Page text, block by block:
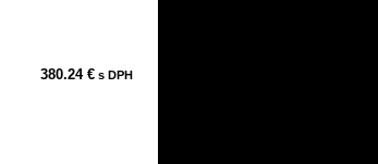
380.24 € s DPH